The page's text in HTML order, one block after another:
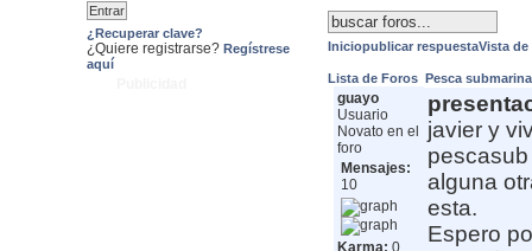
¿Recuperar clave?
¿Quiere registrarse? Regístrese
aquí
Iniciopublicar respuestaVista de
Lista de Foros Pesca
guayo
Usuario
Novato en el
foro
Mensajes:
10
Karma: 0
javier y
alguna
esta.
Espero